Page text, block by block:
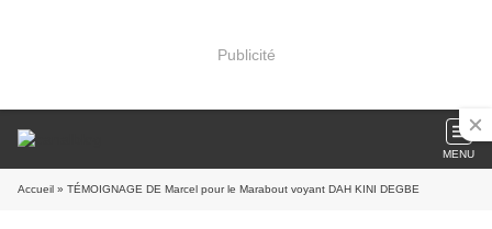
Publicité
MENU
Accueil » TÉMOIGNAGE DE Marcel pour le Marabout voyant DAH KINI DEGBE